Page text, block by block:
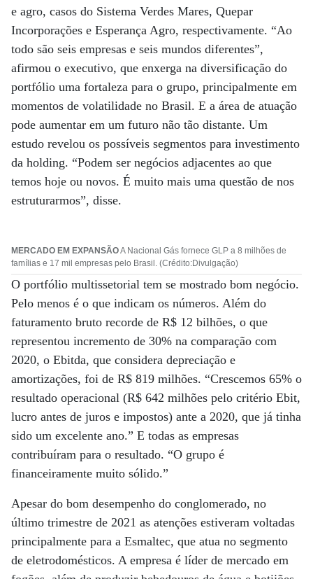
e agro, casos do Sistema Verdes Mares, Quepar
Incorporações e Esperança Agro, respectivamente. “Ao
todo são seis empresas e seis mundos diferentes”,
afirmou o executivo, que enxerga na diversificação do
portfólio uma fortaleza para o grupo, principalmente em
momentos de volatilidade no Brasil. E a área de atuação
pode aumentar em um futuro não tão distante. Um
estudo revelou os possíveis segmentos para investimento
da holding. “Podem ser negócios adjacentes ao que
temos hoje ou novos. É muito mais uma questão de nos
estruturarmos”, disse.
MERCADO EM EXPANSÃOA Nacional Gás fornece GLP a 8 milhões de
famílias e 17 mil empresas pelo Brasil. (Crédito:Divulgação)
O portfólio multissetorial tem se mostrado bom negócio.
Pelo menos é o que indicam os números. Além do
faturamento bruto recorde de R$ 12 bilhões, o que
representou incremento de 30% na comparação com
2020, o Ebitda, que considera depreciação e
amortizações, foi de R$ 819 milhões. “Crescemos 65% o
resultado operacional (R$ 642 milhões pelo critério Ebit,
lucro antes de juros e impostos) ante a 2020, que já tinha
sido um excelente ano.” E todas as empresas
contribuíram para o resultado. “O grupo é
financeiramente muito sólido.”
Apesar do bom desempenho do conglomerado, no
último trimestre de 2021 as atenções estiveram voltadas
principalmente para a Esmaltec, que atua no segmento
de eletrodomésticos. A empresa é líder de mercado em